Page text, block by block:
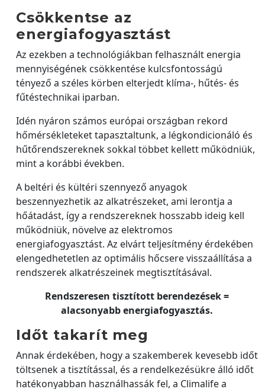
Csökkentse az
energiafogyasztást
Az ezekben a technológiákban felhasznált energia
mennyiségének csökkentése kulcsfontosságú
tényező a széles körben elterjedt klíma-, hűtés- és
fűtéstechnikai iparban.
Idén nyáron számos európai országban rekord
hőmérsékleteket tapasztaltunk, a légkondicionáló és
hűtőrendszereknek sokkal többet kellett működniük,
mint a korábbi években.
A beltéri és kültéri szennyező anyagok
beszennyezhetik az alkatrészeket, ami lerontja a
hőátadást, így a rendszereknek hosszabb ideig kell
működniük, növelve az elektromos
energiafogyasztást. Az elvárt teljesítmény érdekében
elengedhetetlen az optimális hőcsere visszaállítása a
rendszerek alkatrészeinek megtisztításával.
Rendszeresen tisztított berendezések =
alacsonyabb energiafogyasztás.
Időt takarít meg
Annak érdekében, hogy a szakemberek kevesebb időt
töltsenek a tisztítással, és a rendelkezésükre álló időt
hatékonyabban használhassák fel, a Climalife a